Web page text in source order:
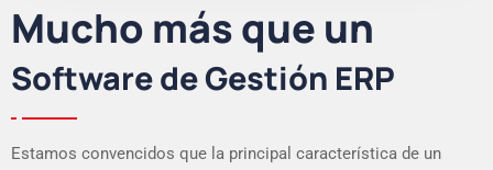
Mucho más que un
Software de Gestión ERP
Estamos convencidos que la principal característica de un